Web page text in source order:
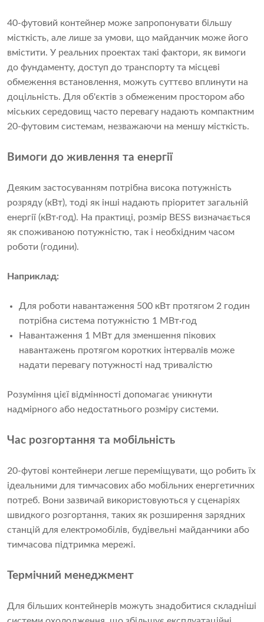
40-футовий контейнер може запропонувати більшу
місткість, але лише за умови, що майданчик може його
вмістити. У реальних проектах такі фактори, як вимоги
до фундаменту, доступ до транспорту та місцеві
обмеження встановлення, можуть суттєво вплинути на
доцільність. Для об'єктів з обмеженим простором або
міських середовищ часто перевагу надають компактним
20-футовим системам, незважаючи на меншу місткість.
Вимоги до живлення та енергії
Деяким застосуванням потрібна висока потужність
розряду (кВт), тоді як інші надають пріоритет загальній
енергії (кВт·год). На практиці, розмір BESS визначається
як споживаною потужністю, так і необхідним часом
роботи (години).
Наприклад:
Для роботи навантаження 500 кВт протягом 2 годин
потрібна система потужністю 1 МВт·год
Навантаження 1 МВт для зменшення пікових
навантажень протягом коротких інтервалів може
надати перевагу потужності над тривалістю
Розуміння цієї відмінності допомагає уникнути
надмірного або недостатнього розміру системи.
Час розгортання та мобільність
20-футові контейнери легше переміщувати, що робить їх
ідеальними для тимчасових або мобільних енергетичних
потреб. Вони зазвичай використовуються у сценаріях
швидкого розгортання, таких як розширення зарядних
станцій для електромобілів, будівельні майданчики або
тимчасова підтримка мережі.
Термічний менеджмент
Для більших контейнерів можуть знадобитися складніші